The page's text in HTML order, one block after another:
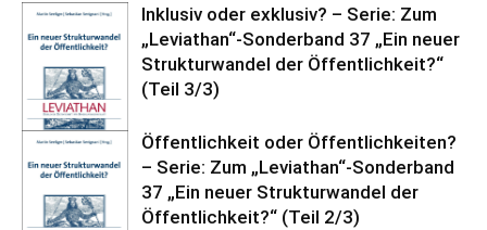
Inklusiv oder exklusiv? – Serie: Zum
„Leviathan“-Sonderband 37 „Ein neuer
Strukturwandel der Öffentlichkeit?“
(Teil 3/3)
Öffentlichkeit oder Öffentlichkeiten?
– Serie: Zum „Leviathan“-Sonderband
37 „Ein neuer Strukturwandel der
Öffentlichkeit?“ (Teil 2/3)